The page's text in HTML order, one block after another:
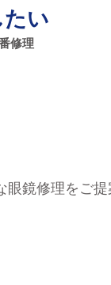
い
修理
鏡修理をご提